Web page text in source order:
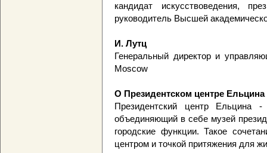
кандидат искусствоведения,
руководитель Высшей
И. Лутц
Генеральный директор и
Moscow
О Президентском центре Ельцина
Президентский центр Ельцина -
объединяющий в себе музей
городские функции. Такое
центром и точкой притяжения для